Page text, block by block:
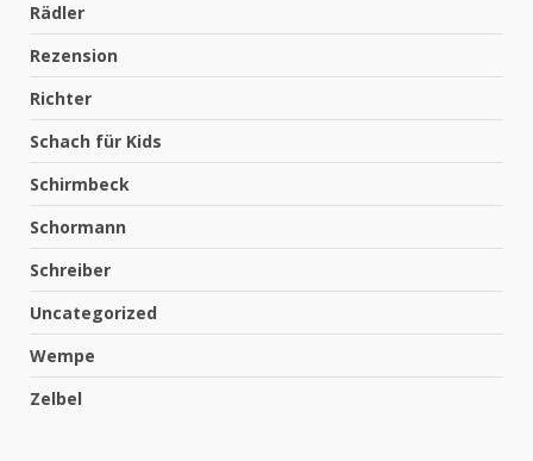
Rädler
Rezension
Richter
Schach für Kids
Schirmbeck
Schormann
Schreiber
Uncategorized
Wempe
Zelbel